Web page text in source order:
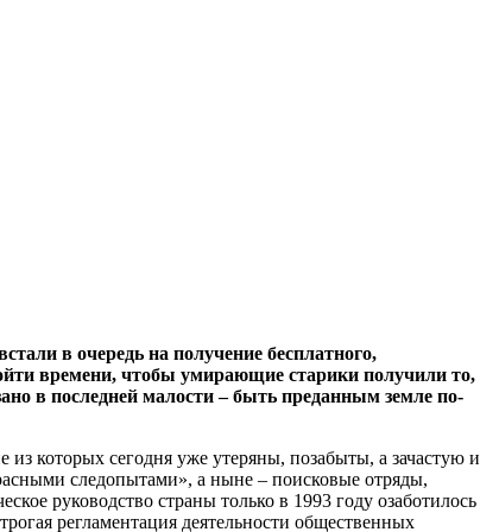
в очередь на получение бесплатного,
времени, чтобы умирающие старики получили то,
в последней малости – быть преданным земле по-
из которых сегодня уже утеряны, позабыты, а зачастую и
следопытами», а ныне – поисковые отряды,
руководство страны только в 1993 году озаботилось
регламентация деятельности общественных